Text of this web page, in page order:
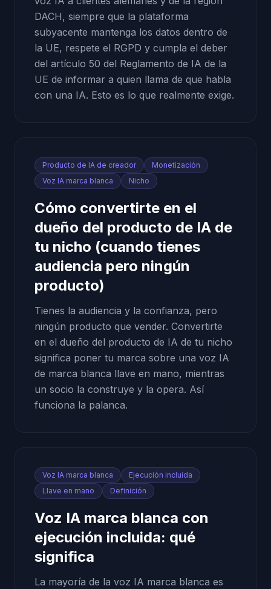
DACH, siempre que la plataforma
subyacente mantenga los datos dentro de
la UE, respete el RGPD y cumpla el deber
del artículo 50 del Reglamento de IA de la
UE de informar a quien llama de que habla
con una IA. Esto es lo que realmente exige.
Producto de IA de creador
Monetización
Voz IA marca blanca
Nicho
Cómo convertirte en el
dueño del producto de IA de
tu nicho (cuando tienes
audiencia pero ningún
producto)
Tienes la audiencia y la confianza, pero
ningún producto que vender. Convertirte
en el dueño del producto de IA de tu nicho
significa poner tu marca sobre una voz IA
de marca blanca llave en mano, mientras
un socio la construye y la opera. Así
funciona la palanca.
Voz IA marca blanca
Ejecución incluida
Llave en mano
Definición
Voz IA marca blanca con
ejecución incluida: qué
significa
La mayoría de la voz IA marca blanca es